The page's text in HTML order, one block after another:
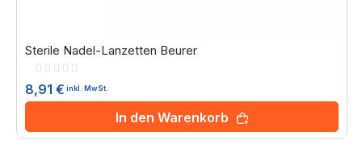
Sterile Nadel-Lanzetten Beurer
Rating:
8,91 € inkl. MwSt.
In den Warenkorb